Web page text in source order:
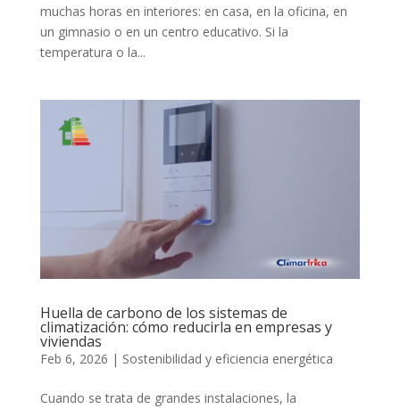
muchas horas en interiores: en casa, en la oficina, en
un gimnasio o en un centro educativo. Si la
temperatura o la...
Huella de carbono de los sistemas de
climatización: cómo reducirla en empresas y
viviendas
Feb 6, 2026 | Sostenibilidad y eficiencia energética
Cuando se trata de grandes instalaciones, la